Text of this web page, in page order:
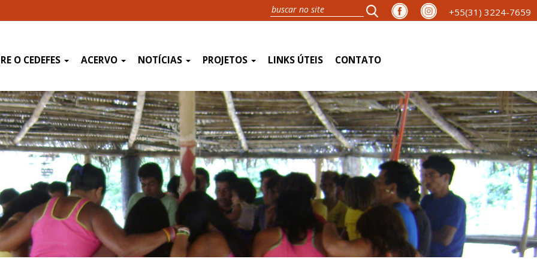
+55(31) 3224-7659
O CEDEFES ACERVO NOTÍCIAS PROJETOS LINKS ÚTEIS CONTATO